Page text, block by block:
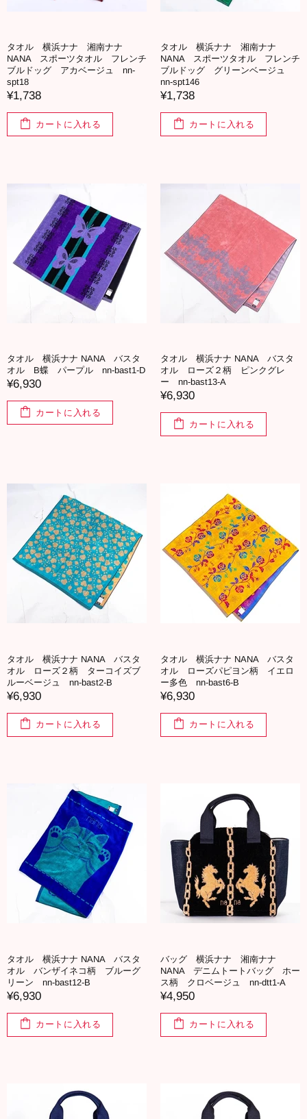
タオル 横浜ナナ 湘南ナナ
NANA スポーツタオル フレンチ
ブルドッグ アカベージュ nn-
spt18
¥1,738
カートに入れる
タオル 横浜ナナ 湘南ナナ
NANA スポーツタオル フレンチ
ブルドッグ グリーンベージュ
nn-spt146
¥1,738
カートに入れる
タオル 横浜ナナ NANA バスタ
オル B蝶 パープル nn-bast1-D
¥6,930
カートに入れる
タオル 横浜ナナ NANA バスタ
オル ローズ２柄 ピンクグレ
ー nn-bast13-A
¥6,930
カートに入れる
タオル 横浜ナナ NANA バスタ
オル ローズ２柄 ターコイズブ
ルーベージュ nn-bast2-B
¥6,930
カートに入れる
タオル 横浜ナナ NANA バスタ
オル ローズパピヨン柄 イエロ
ー多色 nn-bast6-B
¥6,930
カートに入れる
タオル 横浜ナナ NANA バスタ
オル バンザイネコ柄 ブルーグ
リーン nn-bast12-B
¥6,930
カートに入れる
バッグ 横浜ナナ 湘南ナナ
NANA デニムトートバッグ ホー
ス柄 クロベージュ nn-dtt1-A
¥4,950
カートに入れる